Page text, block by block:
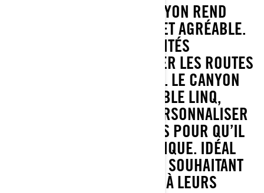
LE ROBUSTE CAN-AM CANYON REND
L’AVENTURE ACCESSIBLE ET AGRÉABLE.
ÉQUIPÉ DE FONCTIONNALITÉS
PRATIQUES POUR DOMINER LES ROUTES
LES MOINS FRÉQUENTÉES. LE CANYON
EST ÉGALEMENT COMPATIBLE LINQ,
VOUS PERMETTANT DE PERSONNALISER
VOTRE VÉHICULE 3-ROUES POUR QU’IL
REFLÈTE VOTRE STYLE UNIQUE. IDÉAL
POUR LES PILOTES SOLOS SOUHAITANT
ADAPTER LEUR VÉHICULE À LEURS